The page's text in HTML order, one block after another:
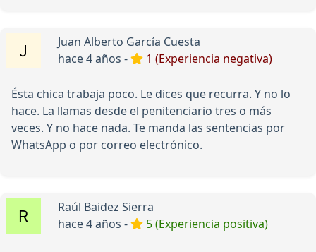
Juan Alberto García Cuesta
hace 4 años -
1 (Experiencia negativa)
Ésta chica trabaja poco. Le dices que recurra. Y no lo
hace. La llamas desde el penitenciario tres o más
veces. Y no hace nada. Te manda las sentencias por
WhatsApp o por correo electrónico.
Raúl Baidez Sierra
hace 4 años -
5 (Experiencia positiva)